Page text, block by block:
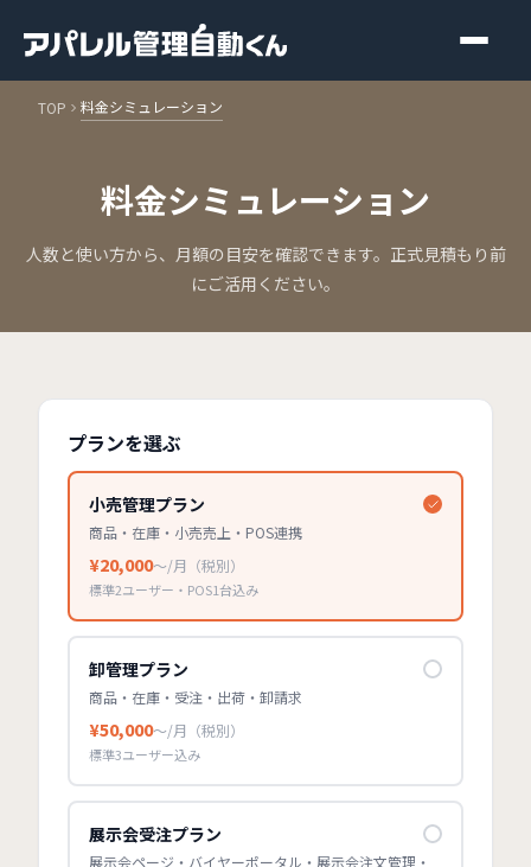
TOP 料金シミュレーション
料金シミュレーション
人数と使い方から、月額の目安を確認できます。正式見積もり前
にご活用ください。
プランを選ぶ
小売管理プラン
商品・在庫・小売売上・POS連携
¥20,000〜/月（税別）
標準2ユーザー ・POS1台込み
卸管理プラン
商品・在庫・受注・出荷・卸請求
¥50,000〜/月（税別）
標準3ユーザー込み
展示会受注プラン
展示会ページ・バイヤーポータル・展示会注文管理・